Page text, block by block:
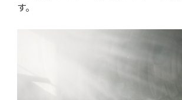
す。